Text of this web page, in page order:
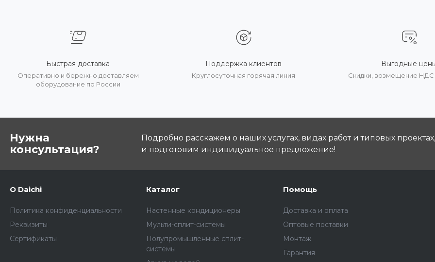
Быстрая доставка
Оперативно и бережно доставляем
оборудование по России
Поддержка клиентов
Круглосуточная горячая линия
Выгодные
Скидки, возмещение НДС
Нужна
консультация?
Подробно расскажем о наших услугах, видах работ и типовых
и подготовим индивидуальное предложение!
О Daichi
Политика конфиденциальности
Реквизиты
Сертификаты
Каталог
Настенные кондиционеры
Мульти-сплит-системы
Полупромышленные сплит-
системы
Помощь
Доставка и оплата
Оптовые поставки
Монтаж
Гарантия